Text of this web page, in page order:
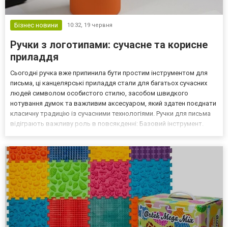
Бізнес новини 10:32, 19 червня
Ручки з логотипами: сучасне та корисне
приладдя
Сьогодні ручка вже припинила бути простим інструментом для
письма, ці канцелярські приладдя стали для багатьох сучасних
людей символом особистого стилю, засобом швидкого
нотування думок та важливим аксесуаром, який здатен поєднати
класичну традицію із сучасними технологіями. Ручки для письма
відіграють важливу роль в повсякденні: Базовий інструмент.